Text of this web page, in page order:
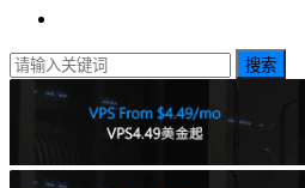
搜索